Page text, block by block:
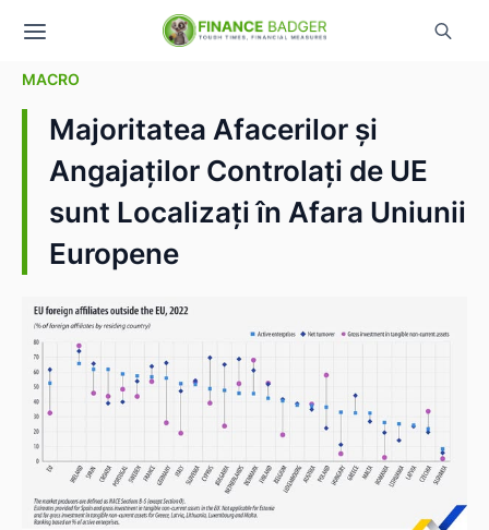
MACRO
Majoritatea Afacerilor și
Angajaților Controlați de UE
sunt Localizați în Afara Uniunii
Europene